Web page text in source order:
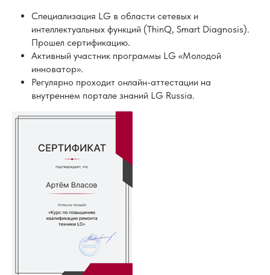
Специализация LG в области сетевых и
интеллектуальных функций (ThinQ, Smart Diagnosis).
Прошел сертификацию.
Активный участник программы LG «Молодой
инноватор».
Регулярно проходит онлайн-аттестации на
внутреннем портале знаний LG Russia.